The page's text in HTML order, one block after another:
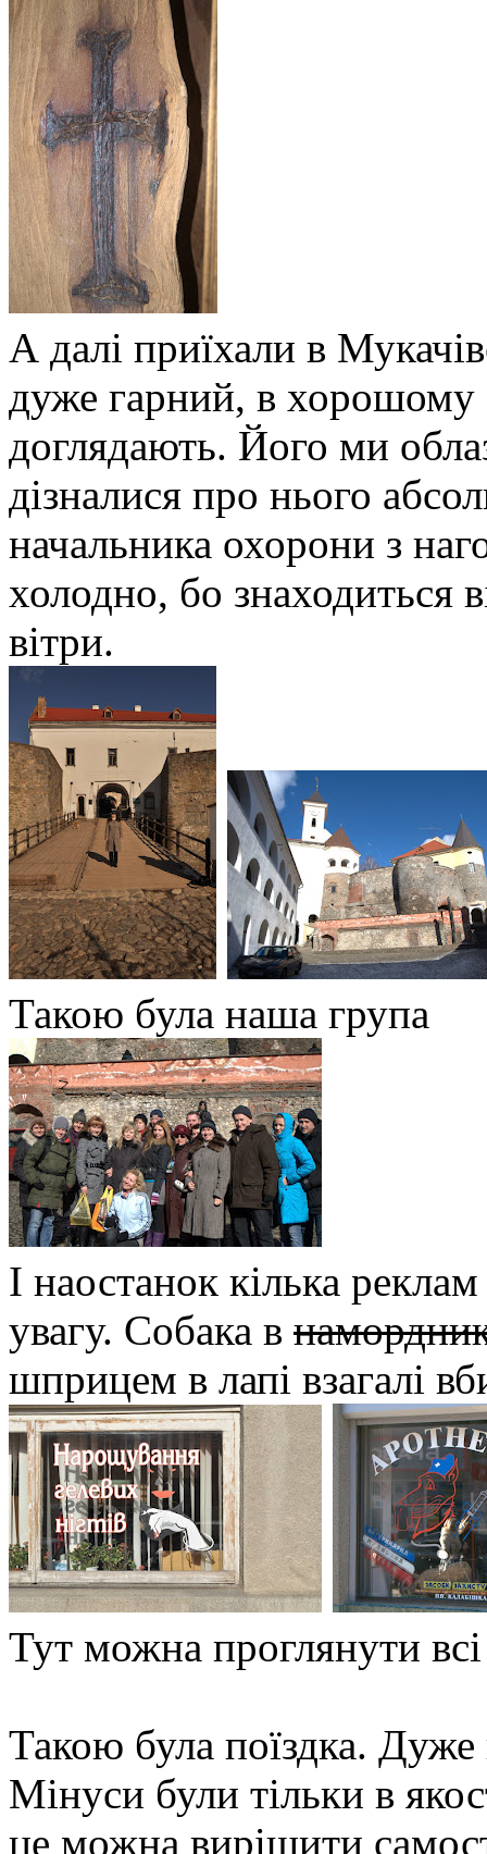
А далі приїхали в
дуже гарний, в хорошому
доглядають. Його ми
дізналися про нього
начальника охорони з
холодно, бо знаходиться
вітри.
Такою була наша група
І наостанок кілька
увагу. Собака в
шприцем в лапі взагалі
Тут можна проглянути
Такою була поїздка. Дуже
Мінуси були тільки в
це можна вирішити